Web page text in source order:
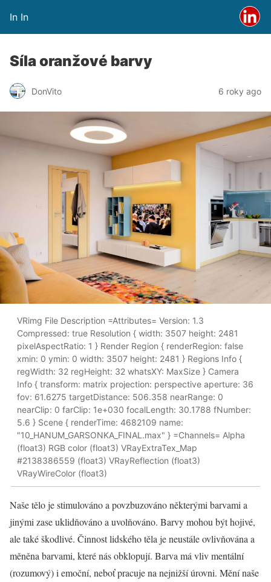
In In
Síla oranžové barvy
DonVito 6 roky ago
VRimg File Description =Attributes= Version: 1.3
Compressed: true Resolution { width: 3507 height: 2481
pixelAspectRatio: 1 } Render Region { renderRegion: false
xmin: 0 ymin: 0 width: 3507 height: 2481 } Regions Info {
regWidth: 32 regHeight: 32 whatsXY: MaxSize } Camera
Info { transform: matrix projection: perspective aperture: 36
fov: 61.6275 targetDistance: 506.358 nearRange: 0
nearClip: 0 farClip: 1e+030 focalLength: 30.1788 fNumber:
5.6 } Scene { renderTime: 4682109 name:
"10_HANUM_GARSONKA_FINAL.max" } =Channels= Alpha
(float3) RGB color (float3) VRayExtraTex_Map
#2138386559 (float3) VRayReflection (float3)
VRayWireColor (float3)
Naše tělo je stimulováno a povzbuzováno některými barvami a
jinými zase uklidňováno a uvolňováno. Barvy mohou být hojivé,
ale také škodlivé. Činnost lidského těla je neustále ovlivňována a
měněna barvami, které nás obklopují. Barva má vliv mentální
(rozumový) i emoční, neboť pracuje na nejnižší úrovni. Mění naše